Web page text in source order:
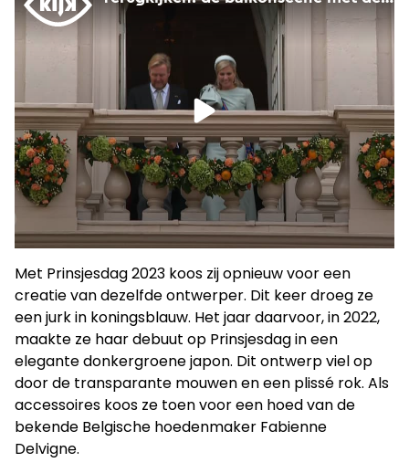
Met Prinsjesdag 2023 koos zij opnieuw voor een
creatie van dezelfde ontwerper. Dit keer droeg ze
een jurk in koningsblauw. Het jaar daarvoor, in 2022,
maakte ze haar debuut op Prinsjesdag in een
elegante donkergroene japon. Dit ontwerp viel op
door de transparante mouwen en een plissé rok. Als
accessoires koos ze toen voor een hoed van de
bekende Belgische hoedenmaker Fabienne
Delvigne.